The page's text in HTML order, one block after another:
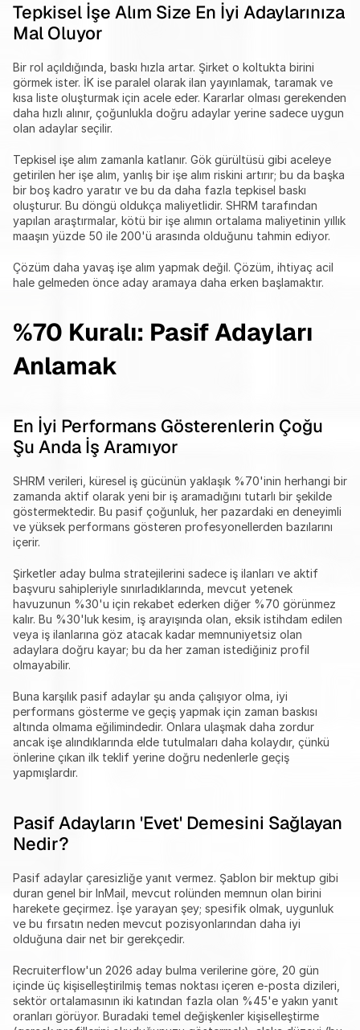
Tepkisel İşe Alım Size En İyi Adaylarınıza
Mal Oluyor
Bir rol açıldığında, baskı hızla artar. Şirket o koltukta birini
görmek ister. İK ise paralel olarak ilan yayınlamak, taramak ve
kısa liste oluşturmak için acele eder. Kararlar olması gerekenden
daha hızlı alınır, çoğunlukla doğru adaylar yerine sadece uygun
olan adaylar seçilir.
Tepkisel işe alım zamanla katlanır. Gök gürültüsü gibi aceleye
getirilen her işe alım, yanlış bir işe alım riskini artırır; bu da başka
bir boş kadro yaratır ve bu da daha fazla tepkisel baskı
oluşturur. Bu döngü oldukça maliyetlidir. SHRM tarafından
yapılan araştırmalar, kötü bir işe alımın ortalama maliyetinin yıllık
maaşın yüzde 50 ile 200'ü arasında olduğunu tahmin ediyor.
Çözüm daha yavaş işe alım yapmak değil. Çözüm, ihtiyaç acil
hale gelmeden önce aday aramaya daha erken başlamaktır.
%70 Kuralı: Pasif Adayları
Anlamak
En İyi Performans Gösterenlerin Çoğu
Şu Anda İş Aramıyor
SHRM verileri, küresel iş gücünün yaklaşık %70'inin herhangi bir
zamanda aktif olarak yeni bir iş aramadığını tutarlı bir şekilde
göstermektedir. Bu pasif çoğunluk, her pazardaki en deneyimli
ve yüksek performans gösteren profesyonellerden bazılarını
içerir.
Şirketler aday bulma stratejilerini sadece iş ilanları ve aktif
başvuru sahipleriyle sınırladıklarında, mevcut yetenek
havuzunun %30'u için rekabet ederken diğer %70 görünmez
kalır. Bu %30'luk kesim, iş arayışında olan, eksik istihdam edilen
veya iş ilanlarına göz atacak kadar memnuniyetsiz olan
adaylara doğru kayar; bu da her zaman istediğiniz profil
olmayabilir.
Buna karşılık pasif adaylar şu anda çalışıyor olma, iyi
performans gösterme ve geçiş yapmak için zaman baskısı
altında olmama eğilimindedir. Onlara ulaşmak daha zordur
ancak işe alındıklarında elde tutulmaları daha kolaydır, çünkü
önlerine çıkan ilk teklif yerine doğru nedenlerle geçiş
yapmışlardır.
Pasif Adayların 'Evet' Demesini Sağlayan
Nedir?
Pasif adaylar çaresizliğe yanıt vermez. Şablon bir mektup gibi
duran genel bir InMail, mevcut rolünden memnun olan birini
harekete geçirmez. İşe yarayan şey; spesifik olmak, uygunluk
ve bu fırsatın neden mevcut pozisyonlarından daha iyi
olduğuna dair net bir gerekçedir.
Recruiterflow'un 2026 aday bulma verilerine göre, 20 gün
içinde üç kişiselleştirilmiş temas noktası içeren e-posta dizileri,
sektör ortalamasının iki katından fazla olan %45'e yakın yanıt
oranları görüyor. Buradaki temel değişkenler kişiselleştirme